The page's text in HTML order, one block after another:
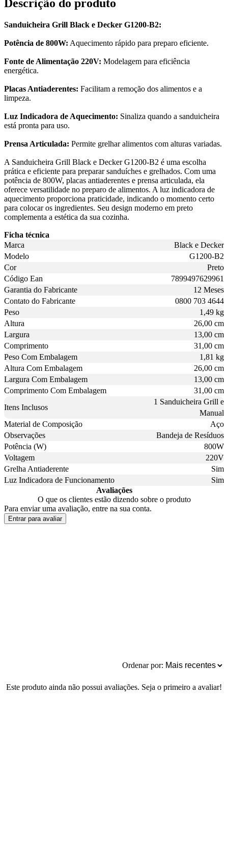
Descrição do produto
Sanduicheira Grill Black e Decker G1200-B2:
Potência de 800W: Aquecimento rápido para preparo eficiente.
Fonte de Alimentação 220V: Modelagem para eficiência
energética.
Placas Antiaderentes: Facilitam a remoção dos alimentos e a
limpeza.
Luz Indicadora de Aquecimento: Sinaliza quando a sanduicheira
está pronta para uso.
Prensa Articulada: Permite grelhar alimentos com alturas variadas.
A Sanduicheira Grill Black e Decker G1200-B2 é uma escolha
prática e eficiente para preparar sanduíches e grelhados. Com uma
potência de 800W, placas antiaderentes e prensa articulada, ela
oferece versatilidade no preparo de alimentos. A luz indicadora de
aquecimento proporciona praticidade, indicando o momento certo
para colocar os ingredientes. Seu design moderno em preto
complementa a estética da sua cozinha.
Ficha técnica
Marca
Black e Decker
Modelo
G1200-B2
Cor
Preto
Código Ean
7899497629961
Garantia do Fabricante
12 Meses
Contato do Fabricante
0800 703 4644
Peso
1,49 kg
Altura
26,00 cm
Largura
13,00 cm
Comprimento
31,00 cm
Peso Com Embalagem
1,81 kg
Altura Com Embalagem
26,00 cm
Largura Com Embalagem
13,00 cm
Comprimento Com Embalagem
31,00 cm
Itens Inclusos
1 Sanduicheira Grill e
Manual
Material de Composição
Aço
Observações
Bandeja de Resíduos
Potência (W)
800W
Voltagem
220V
Grelha Antiaderente
Sim
Luz Indicadora de Funcionamento
Sim
Avaliações
O que os clientes estão dizendo sobre o produto
Para enviar uma avaliação, entre na sua conta.
Entrar para avaliar
Ordenar por:
Este produto ainda não possui avaliações. Seja o primeiro a avaliar!